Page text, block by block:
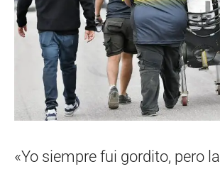
«Yo siempre fui gordito, pero